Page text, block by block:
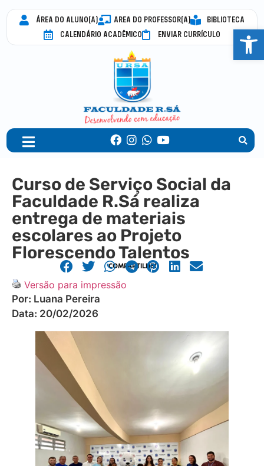
ÁREA DO ALUNO(A) AREA DO PROFESSOR(A)
BIBLIOTECA
CALENDÁRIO ACADÊMICO
ENVIAR CURRÍCULO
Curso de Serviço Social da
Faculdade R.Sá realiza
entrega de materiais
escolares ao Projeto
Florescendo Talentos
COMPARTILHE!
Versão para impressão
Por: Luana Pereira
Data: 20/02/2026
Abrir